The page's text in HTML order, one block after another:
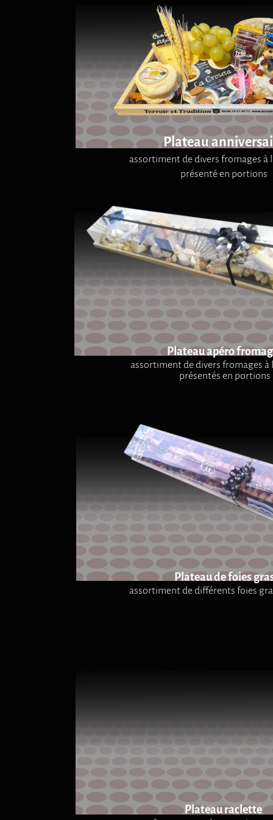
Plateau
assortiment de divers fromages à
présenté en portions
Plateau apéro
assortiment de divers fromages à
présentés en portions
Plateau de foies
assortiment de différents foies
Plateau raclette